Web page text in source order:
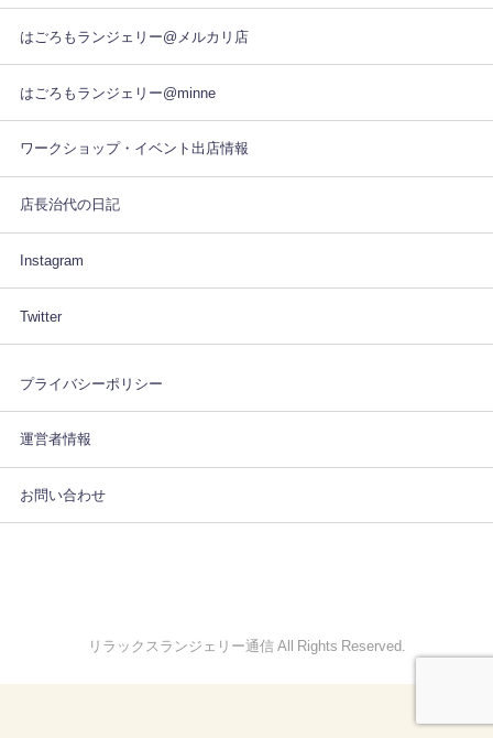
はごろもランジェリー@メルカリ店
はごろもランジェリー@minne
ワークショップ・イベント出店情報
店長治代の日記
Instagram
Twitter
プライバシーポリシー
運営者情報
お問い合わせ
リラックスランジェリー通信 All Rights Reserved.